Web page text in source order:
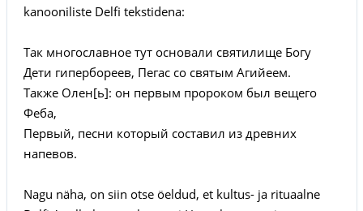
kanooniliste Delfi tekstidena:
Так многославное тут основали святилище Богу
Дети гипербореев, Пегас со святым Агийеем.
Также Олен[ь]: он первым пророком был вещего
Феба,
Первый, песни который составил из древних
напевов.
Nagu näha, on siin otse öeldud, et kultus- ja rituaalne